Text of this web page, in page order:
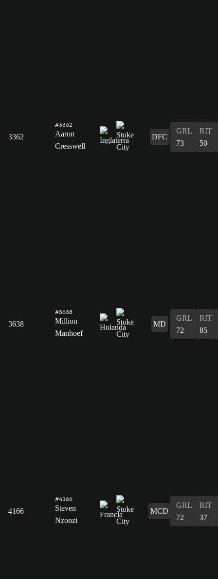
3362
#3362
Aaron
Cresswell
DFC
GRL
73
RIT
50
3638
#3638
Million
Manhoef
MD
GRL
72
RIT
85
4166
#4166
Steven
Nzonzi
MCD
GRL
72
RIT
37